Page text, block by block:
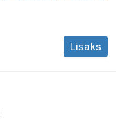
Lisaks